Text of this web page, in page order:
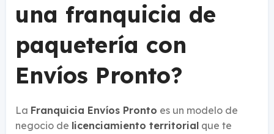
una franquicia de
paquetería con
Envíos Pronto?
La Franquicia Envíos Pronto es un modelo de
negocio de licenciamiento territorial que te